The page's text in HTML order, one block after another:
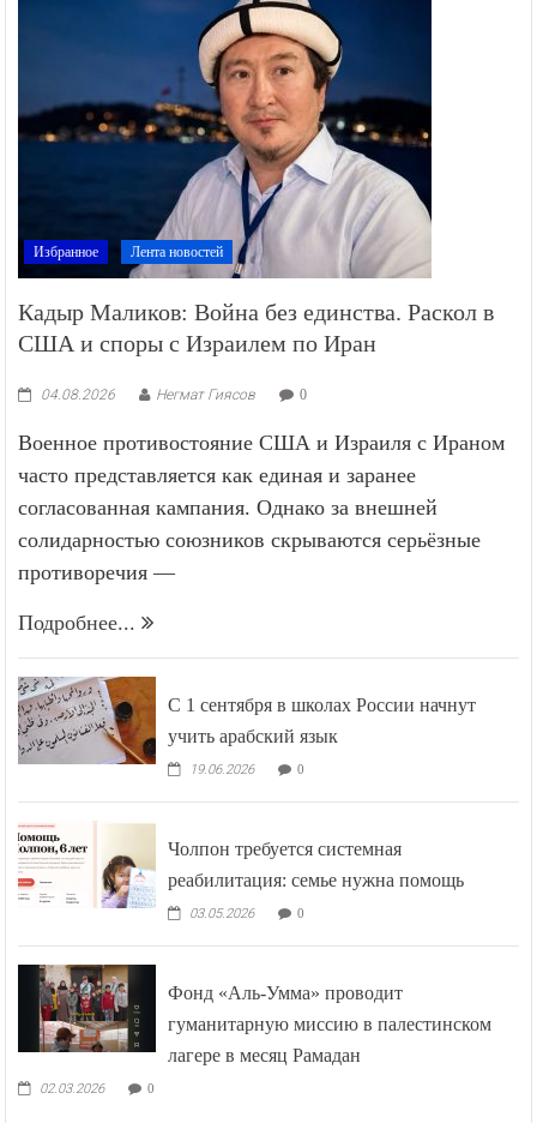
Избранное Лента новостей
Кадыр Маликов: Война без единства. Раскол в
США и споры с Израилем по Иран
04.08.2026 Негмат Гиясов 0
Военное противостояние США и Израиля с Ираном
часто представляется как единая и заранее
согласованная кампания. Однако за внешней
солидарностью союзников скрываются серьёзные
противоречия —
Подробнее...
С 1 сентября в школах России начнут
учить арабский язык
19.06.2026 0
Чолпон требуется системная
реабилитация: семье нужна помощь
03.05.2026 0
Фонд «Аль-Умма» проводит
гуманитарную миссию в палестинском
лагере в месяц Рамадан
02.03.2026 0